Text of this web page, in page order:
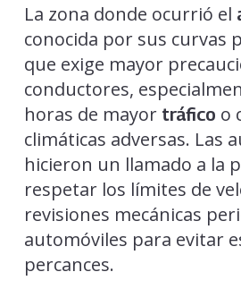
La zona donde ocurrió el
conocida por sus curvas
que exige mayor
conductores,
horas de mayor tráfico o
climáticas adversas. Las
hicieron un llamado a la
respetar los límites de
revisiones mecánicas
automóviles para evitar
percances.